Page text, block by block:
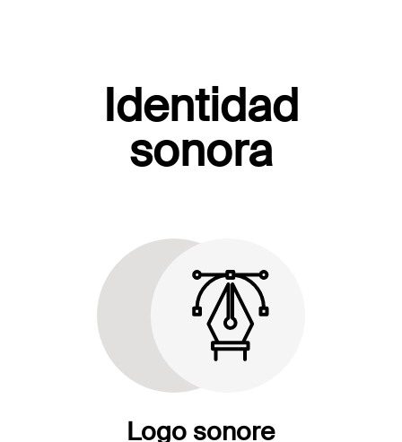
Identidad
sonora
Logo sonore